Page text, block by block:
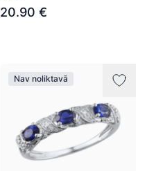
20.90 €
Nav noliktavā